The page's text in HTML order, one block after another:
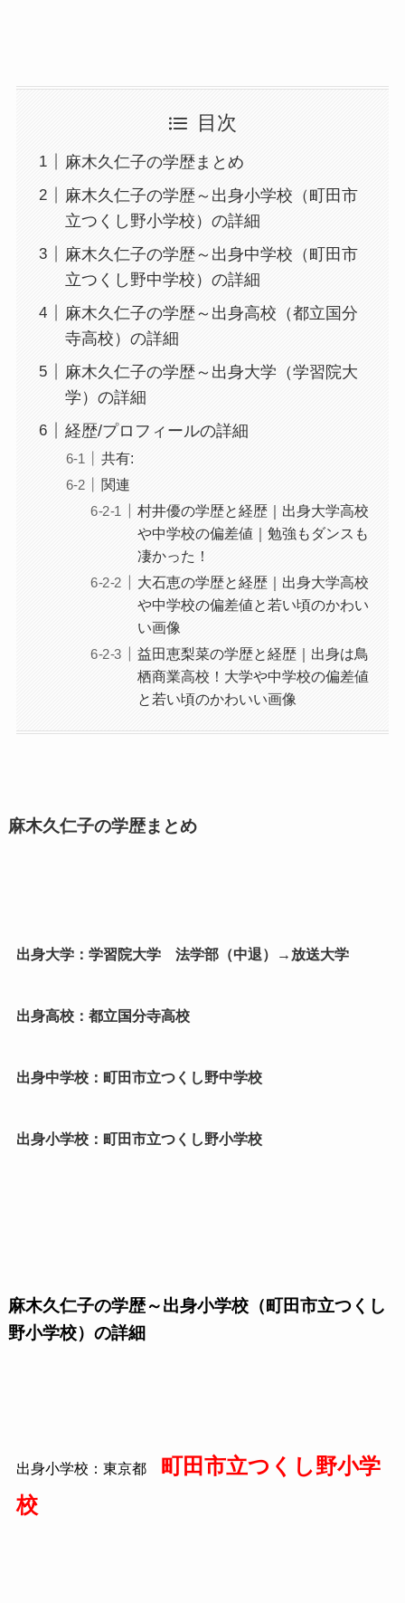
目次
麻木久仁子の学歴まとめ
麻木久仁子の学歴～出身小学校（町田市
立つくし野小学校）の詳細
麻木久仁子の学歴～出身中学校（町田市
立つくし野中学校）の詳細
麻木久仁子の学歴～出身高校（都立国分
寺高校）の詳細
麻木久仁子の学歴～出身大学（学習院大
学）の詳細
経歴/プロフィールの詳細
共有:
関連
村井優の学歴と経歴｜出身大学高校
や中学校の偏差値｜勉強もダンスも
凄かった！
大石恵の学歴と経歴｜出身大学高校
や中学校の偏差値と若い頃のかわい
い画像
益田恵梨菜の学歴と経歴｜出身は鳥
栖商業高校！大学や中学校の偏差値
と若い頃のかわいい画像
麻木久仁子の学歴まとめ
出身大学：学習院大学 法学部（中退）→放送大学
出身高校：都立国分寺高校
出身中学校：町田市立つくし野中学校
出身小学校：町田市立つくし野小学校
麻木久仁子の学歴～出身小学校（町田市立つくし
野小学校）の詳細
出身小学校：東京都 町田市立つくし野小学
校